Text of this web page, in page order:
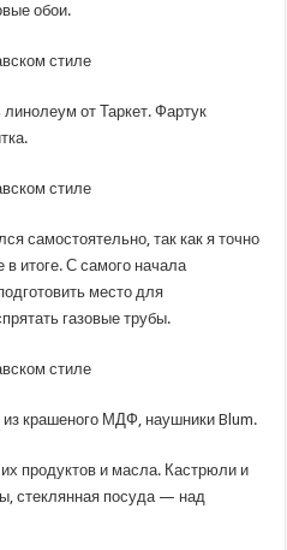
обои.
от Таркет. Фартук
самостоятельно, так как я точно
в итоге. С самого начала
место для
газовые трубы.
крашеного МДФ, наушники Blum.
продуктов и масла. Кастрюли и
стеклянная посуда — над